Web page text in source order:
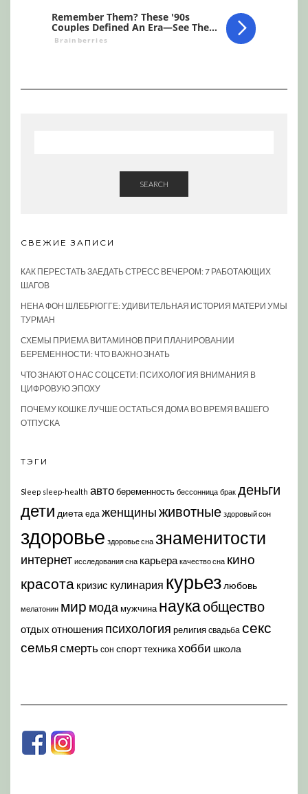
SEARCH
СВЕЖИЕ ЗАПИСИ
КАК ПЕРЕСТАТЬ ЗАЕДАТЬ СТРЕСС ВЕЧЕРОМ: 7 РАБОТАЮЩИХ
ШАГОВ
НЕНА ФОН ШЛЕБРЮГГЕ: УДИВИТЕЛЬНАЯ ИСТОРИЯ МАТЕРИ УМЫ
ТУРМАН
СХЕМЫ ПРИЕМА ВИТАМИНОВ ПРИ ПЛАНИРОВАНИИ
БЕРЕМЕННОСТИ: ЧТО ВАЖНО ЗНАТЬ
ЧТО ЗНАЮТ О НАС СОЦСЕТИ: ПСИХОЛОГИЯ ВНИМАНИЯ В
ЦИФРОВУЮ ЭПОХУ
ПОЧЕМУ КОШКЕ ЛУЧШЕ ОСТАТЬСЯ ДОМА ВО ВРЕМЯ ВАШЕГО
ОТПУСКА
ТЭГИ
Sleep sleep-health автобеременность бессонница брак деньги
дети диета еда женщиныживотные здоровый сон
здоровье здоровье сна знаменитости
интернет исследования сна карьера качество сна кино
красота кризис кулинария курьез любовь
мелатонин мир модамужчина наукаобщество
отдых отношения психология религия свадьба секс
семья смерть сон спорттехникахобби школа